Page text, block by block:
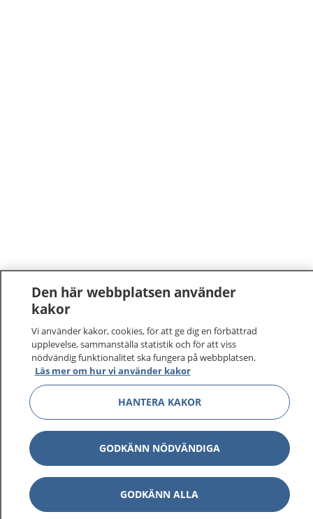
Den här webbplatsen använder
kakor
Vi använder kakor, cookies, för att ge dig en förbättrad
upplevelse, sammanställa statistik och för att viss
nödvändig funktionalitet ska fungera på webbplatsen.
Läs mer om hur vi använder kakor
HANTERA KAKOR
GODKÄNN NÖDVÄNDIGA
GODKÄNN ALLA